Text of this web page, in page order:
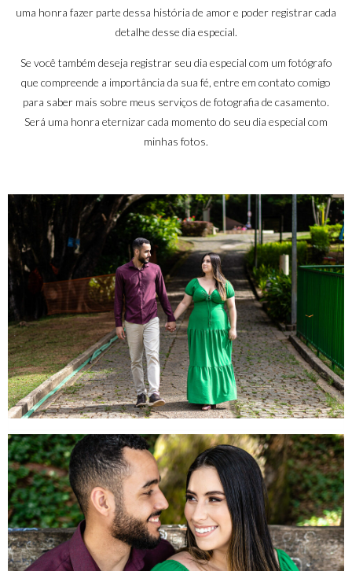
uma honra fazer parte dessa história de amor e poder registrar cada
detalhe desse dia especial.
Se você também deseja registrar seu dia especial com um fotógrafo
que compreende a importância da sua fé, entre em contato comigo
para saber mais sobre meus serviços de fotografia de casamento.
Será uma honra eternizar cada momento do seu dia especial com
minhas fotos.